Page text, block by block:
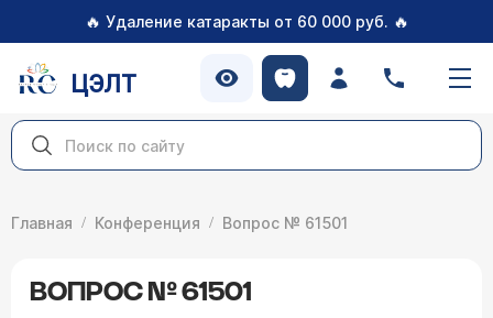
🔥 Удаление катаракты от 60 000 руб. 🔥
ЦЭЛТ
Главная Конференция Вопрос № 61501
ВОПРОС № 61501